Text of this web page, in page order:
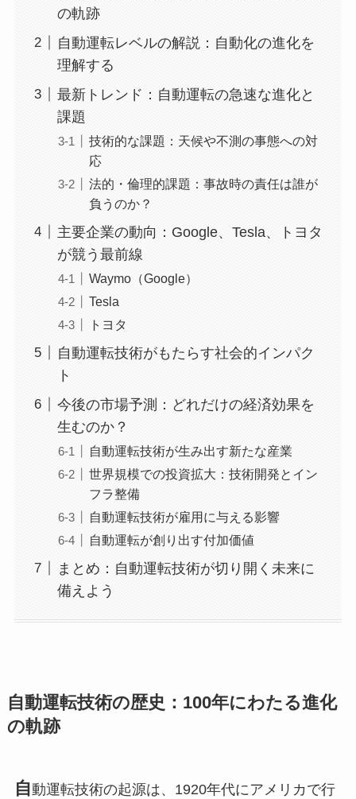
の軌跡
自動運転レベルの解説：自動化の進化を
理解する
最新トレンド：自動運転の急速な進化と
課題
技術的な課題：天候や不測の事態への対
応
法的・倫理的課題：事故時の責任は誰が
負うのか？
主要企業の動向：Google、Tesla、トヨタ
が競う最前線
Waymo（Google）
Tesla
トヨタ
自動運転技術がもたらす社会的インパク
ト
今後の市場予測：どれだけの経済効果を
生むのか？
自動運転技術が生み出す新たな産業
世界規模での投資拡大：技術開発とイン
フラ整備
自動運転技術が雇用に与える影響
自動運転が創り出す付加価値
まとめ：自動運転技術が切り開く未来に
備えよう
自動運転技術の歴史：100年にわたる進化
の軌跡
自動運転技術の起源は、1920年代にアメリカで行